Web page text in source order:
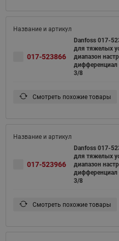
017-523866
Danfoss 017-
для тяжелых
диапазон
дифференциал
3/8
Смотреть похожие товары
017-523966
Danfoss 017-
для тяжелых
диапазон
дифференциал
3/8
Смотреть похожие товары